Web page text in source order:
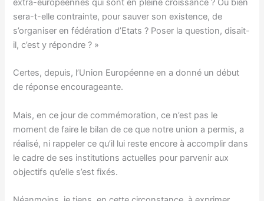
extra-européennes qui sont en pleine croissance ? Ou bien
sera-t-elle contrainte, pour sauver son existence, de
s’organiser en fédération d’Etats ? Poser la question, disait-
il, c’est y répondre ? »
Certes, depuis, l’Union Européenne en a donné un début
de réponse encourageante.
Mais, en ce jour de commémoration, ce n’est pas le
moment de faire le bilan de ce que notre union a permis, a
réalisé, ni rappeler ce qu’il lui reste encore à accomplir dans
le cadre de ses institutions actuelles pour parvenir aux
objectifs qu’elle s’est fixés.